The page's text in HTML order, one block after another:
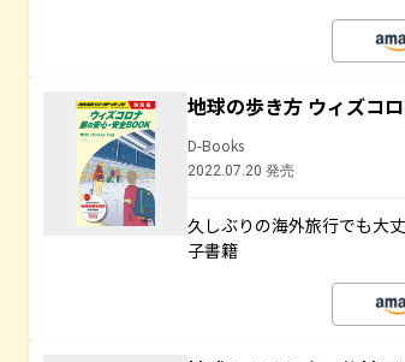
地球の歩き方 ウィズコ
D-Books
2022.07.20 発売
久しぶりの海外旅行でも大
子書籍